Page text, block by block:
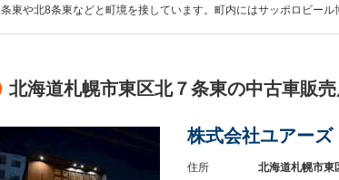
条東や北8条東などと町境を接しています。町内にはサッポロビー
北海道札幌市東区北７条東の中古車販
株式会社ユアーズ
住所
北海道札幌市東